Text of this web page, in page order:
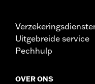
Uitgebreide service
Pechhulp
OVER ONS